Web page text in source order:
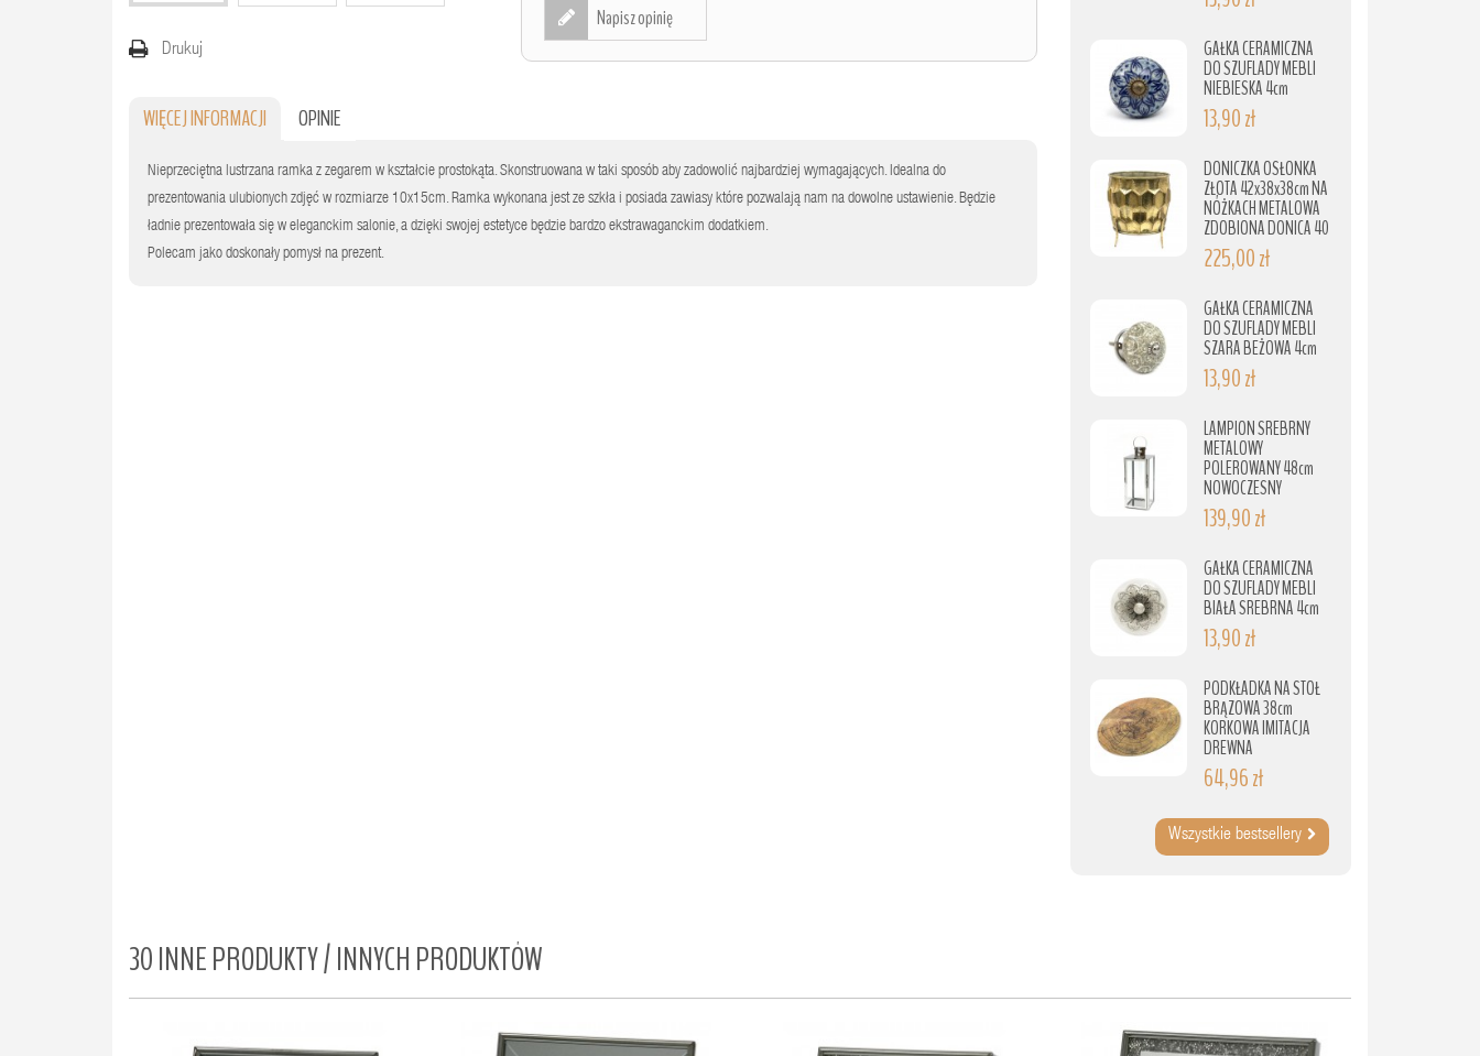
Drukuj
Napisz opinię
WIĘCEJ INFORMACJI OPINIE
Nieprzeciętna lustrzana ramka z zegarem w kształcie prostokąta. Skonstruowana w taki sposób aby zadowolić najbardziej wymagających. Idealna do
prezentowania ulubionych zdjęć w rozmiarze 10x15cm. Ramka wykonana jest ze szkła i posiada zawiasy które pozwalają nam na dowolne ustawienie. Będzie
ładnie prezentowała się w eleganckim salonie, a dzięki swojej estetyce będzie bardzo ekstrawaganckim dodatkiem.
Polecam jako doskonały pomysł na prezent.
GAŁKA CERAMICZNA
DO SZUFLADY MEBLI
NIEBIESKA 4cm
13,90 zł
DONICZKA OSŁONKA
ZŁOTA 42x38x38cm NA
NÓŻKACH METALOWA
ZDOBIONA DONICA 40
225,00 zł
GAŁKA CERAMICZNA
DO SZUFLADY MEBLI
SZARA BEŻOWA 4cm
13,90 zł
LAMPION SREBRNY
METALOWY
POLEROWANY 48cm
NOWOCZESNY
139,90 zł
GAŁKA CERAMICZNA
DO SZUFLADY MEBLI
BIAŁA SREBRNA 4cm
13,90 zł
PODKŁADKA NA STÓŁ
BRĄZOWA 38cm
KORKOWA IMITACJA
DREWNA
64,96 zł
Wszystkie bestsellery
30 INNE PRODUKTY / INNYCH PRODUKTÓW